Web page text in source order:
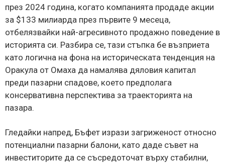
през 2024 година, когато компанията продаде акции
за $133 милиарда през първите 9 месеца,
отбелязвайки най-агресивното продажно поведение в
историята си. Разбира се, тази стъпка бе възприета
като логична на фона на историческата тенденция на
Оракула от Омаха да намалява дяловия капитал
преди пазарни спадове, което предполага
консервативна перспектива за траекторията на
пазара.
Гледайки напред, Бъфет изрази загриженост относно
потенциални пазарни балони, като даде съвет на
инвеститорите да се съсредоточат върху стабилни,